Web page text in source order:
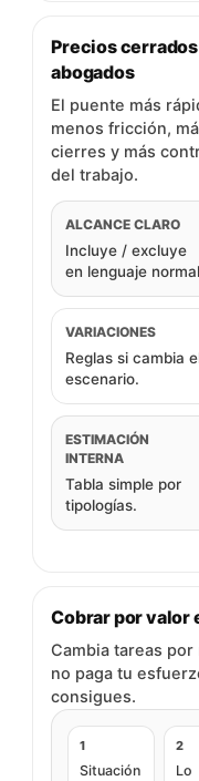
Precios cerrados
abogados
El puente más
menos fricción,
cierres y más
del trabajo.
ALCANCE CLARO
Incluye / excluye
en lenguaje
VARIACIONES
Reglas si cambia
escenario.
ESTIMACIÓN
INTERNA
Tabla simple por
tipologías.
Cobrar por valor
Cambia tareas
no paga tu
consigues.
1
Situación
2
Lo